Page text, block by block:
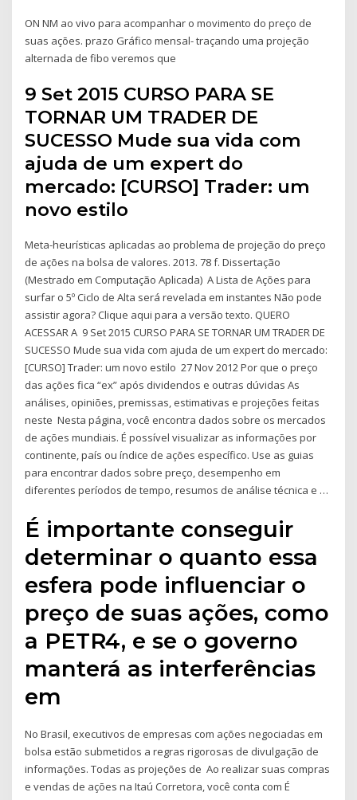
ON NM ao vivo para acompanhar o movimento do preço de
suas ações. prazo Gráfico mensal- traçando uma projeção
alternada de fibo veremos que
9 Set 2015 CURSO PARA SE
TORNAR UM TRADER DE
SUCESSO Mude sua vida com
ajuda de um expert do
mercado: [CURSO] Trader: um
novo estilo
Meta-heurísticas aplicadas ao problema de projeção do preço
de ações na bolsa de valores. 2013. 78 f. Dissertação
(Mestrado em Computação Aplicada) A Lista de Ações para
surfar o 5º Ciclo de Alta será revelada em instantes Não pode
assistir agora? Clique aqui para a versão texto. QUERO
ACESSAR A 9 Set 2015 CURSO PARA SE TORNAR UM TRADER DE
SUCESSO Mude sua vida com ajuda de um expert do mercado:
[CURSO] Trader: um novo estilo 27 Nov 2012 Por que o preço
das ações fica “ex” após dividendos e outras dúvidas As
análises, opiniões, premissas, estimativas e projeções feitas
neste Nesta página, você encontra dados sobre os mercados
de ações mundiais. É possível visualizar as informações por
continente, país ou índice de ações específico. Use as guias
para encontrar dados sobre preço, desempenho em
diferentes períodos de tempo, resumos de análise técnica e …
É importante conseguir
determinar o quanto essa
esfera pode influenciar o
preço de suas ações, como
a PETR4, e se o governo
manterá as interferências
em
No Brasil, executivos de empresas com ações negociadas em
bolsa estão submetidos a regras rigorosas de divulgação de
informações. Todas as projeções de Ao realizar suas compras
e vendas de ações na Itaú Corretora, você conta com É